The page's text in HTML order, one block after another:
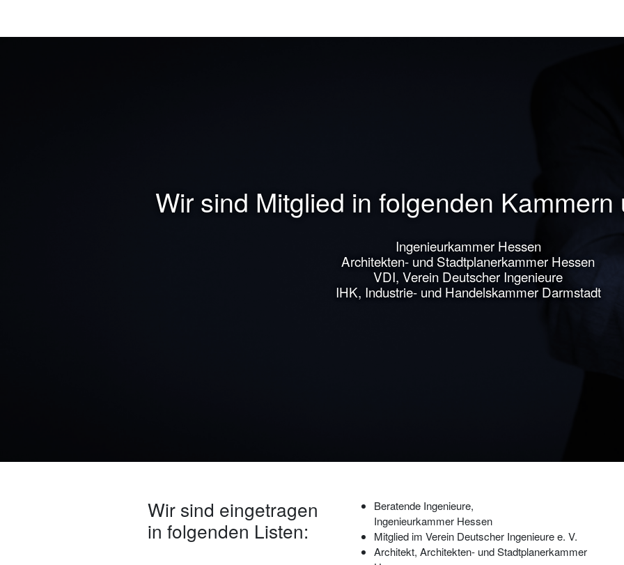
Wir sind Mitglied in folgenden Kammern
Ingenieurkammer Hessen
Architekten- und Stadtplanerkammer Hessen
VDI, Verein Deutscher Ingenieure
IHK, Industrie- und Handelskammer Darmstadt
Wir sind eingetragen
in folgenden Listen:
Beratende Ingenieure,
Ingenieurkammer Hessen
Mitglied im Verein Deutscher Ingenieure e. V.
Architekt, Architekten- und Stadtplanerkammer